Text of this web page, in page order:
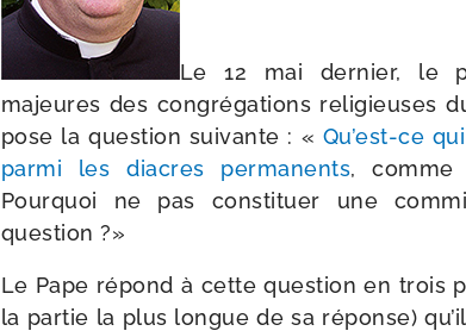
Le 12 mai der­nier, le
majeures des congré­ga­tions reli­gieuses
pose la ques­tion sui­vante : « Qu’est-ce
par­mi les diacres per­ma­nents, comme
Pourquoi ne pas consti­tuer une
question ?»
Le Pape répond à cette ques­tion en trois
la par­tie la plus longue de sa réponse)